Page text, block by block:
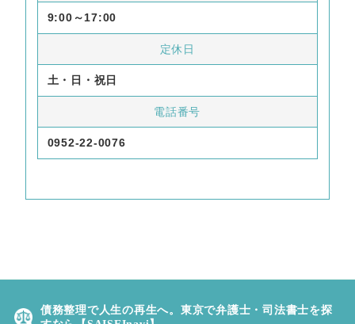
9:00～17:00
定休日
土・日・祝日
電話番号
0952-22-0076
債務整理で人生の再生へ。東京で弁護士・司法書士を探